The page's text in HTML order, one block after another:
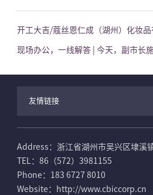
开工大吉/蔻丝恩仁成（湖州）化妆
现场办公，一线解答 | 今天，副市长
友情链接
Address：浙江省湖州市吴兴区埭溪
TEL：86（572）3981155
Phone：183 6727 8010
Website：http://www.cbiccorp.cn